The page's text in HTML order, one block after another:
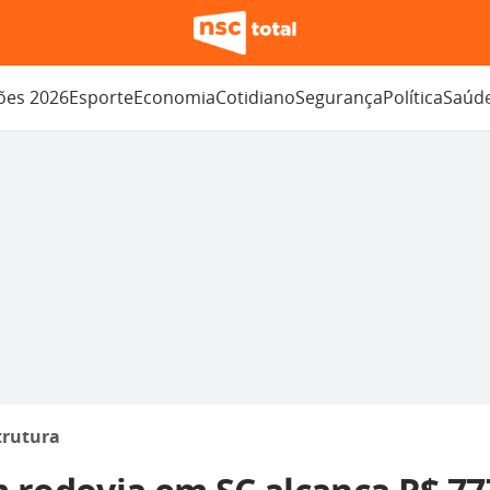
2026EsporteEconomiaCotidianoSegurançaPolítica